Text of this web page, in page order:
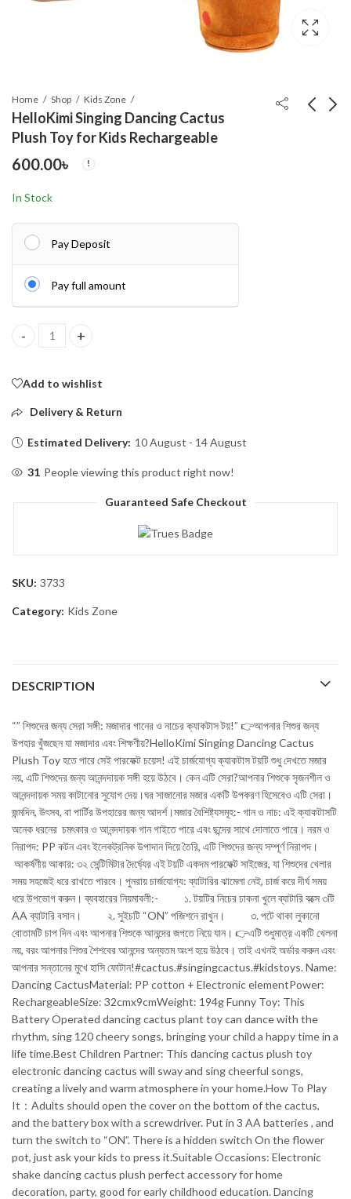
Home Shop Kids Zone
HelloKimi Singing Dancing Cactus
Plush Toy for Kids Rechargeable
600.00৳
In Stock
Pay Deposit
Pay full amount
HelloKimi Singing Dancing Cactus Plush Toy for Kids
Add to wishlist
Delivery & Return
Estimated Delivery: 10 August - 14 August
31 People viewing this product right now!
Guaranteed Safe Checkout
SKU: 3733
Category: Kids Zone
DESCRIPTION
“” শিশুদের জন্য সেরা সঙ্গী: মজাদার গানের ও নাচের ক্যাকটাস টয়!” 👉আপনার শিশুর জন্য
উপহার খুঁজছেন যা মজাদার এবং শিক্ষণীয়?HelloKimi Singing Dancing Cactus
Plush Toy হতে পারে সেই পারফেক্ট চয়েস! এই চার্জযোগ্য ক্যাকটাস টয়টি শুধু দেখতে মজার
নয়, এটি শিশুদের জন্য আনন্দদায়ক সঙ্গী হয়ে উঠবে। কেন এটি সেরা?আপনার শিশুকে সৃজনশীল ও
আনন্দদায়ক সময় কাটানোর সুযোগ দেয়।ঘর সাজানোর মজার একটি উপকরণ হিসেবেও এটি সেরা।
জন্মদিন, উৎসব, বা পার্টির উপহারের জন্য আদর্শ।মজার বৈশিষ্ট্যসমূহ:- গান ও নাচ: এই ক্যাকটাসটি
অনেক ধরনের চমৎকার ও আনন্দদায়ক গান গাইতে পারে এবং ছন্দের সাথে দোলাতে পারে। নরম ও
নিরাপদ: PP কটন এবং ইলেকট্রনিক উপাদান দিয়ে তৈরি, এটি শিশুদের জন্য সম্পূর্ণ নিরাপদ।
আকর্ষণীয় আকার: ৩২ সেন্টিমিটার দৈর্ঘ্যের এই টয়টি একদম পারফেক্ট সাইজের, যা শিশুদের খেলার
সময় সহজেই ধরে রাখতে পারবে। পুনরায় চার্জযোগ্য: ব্যাটারির ঝামেলা নেই, চার্জ করে দীর্ঘ সময়
ধরে উপভোগ করুন। ব্যবহারের নিয়মাবলী:- ১. টয়টির নিচের ঢাকনা খুলে ব্যাটারি বক্সে ৩টি
AA ব্যাটারি বসান। ২. সুইচটি “ON” পজিশনে রাখুন। ৩. পটে থাকা লুকানো
বোতামটি চাপ দিন এবং আপনার শিশুকে আনন্দের জগতে নিয়ে যান। 👉এটি শুধুমাত্র একটি খেলনা
নয়, বরং আপনার শিশুর শৈশবের আনন্দের অন্যতম অংশ হয়ে উঠবে। তাই এখনই অর্ডার করুন এবং
আপনার সন্তানের মুখে হাসি ফোটান!#cactus.#singingcactus.#kidstoys. Name:
Dancing CactusMaterial: PP cotton + Electronic elementPower:
RechargeableSize: 32cmx9cmWeight: 194g Funny Toy: This
Battery Operated dancing cactus plant toy can dance with the
rhythm, sing 120 cheery songs, bringing your child a happy time in a
life time.Best Children Partner: This dancing cactus plush toy
electronic dancing cactus will sway and sing cheerful songs,
creating a lively and warm atmosphere in your home.How To Play
It：Adults should open the cover on the bottom of the cactus,
and the battery box with a screwdriver. Put in 3 AA batteries , and
turn the switch to “ON”. There is a hidden switch On the flower
pot, just ask your kids to press it.Suitable Occasions: Electronic
shake dancing cactus plush perfect accessory for home
decoration, party, good for early childhood education. Dancing